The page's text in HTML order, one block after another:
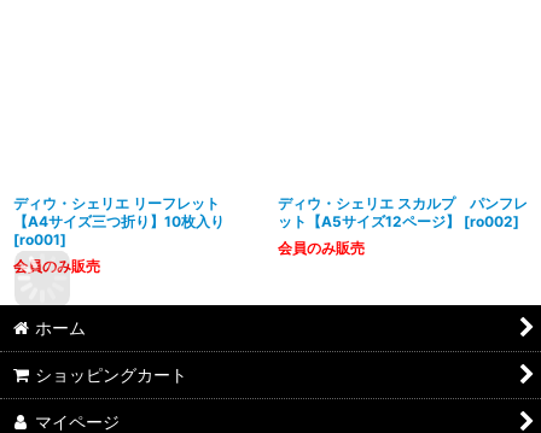
ディウ・シェリエ リーフレット
【A4サイズ三つ折り】10枚入り
[ro001]
会員のみ販売
ディウ・シェリエ スカルプ パンフレ
ット【A5サイズ12ページ】
[ro002]
会員のみ販売
ホーム
ショッピングカート
マイページ